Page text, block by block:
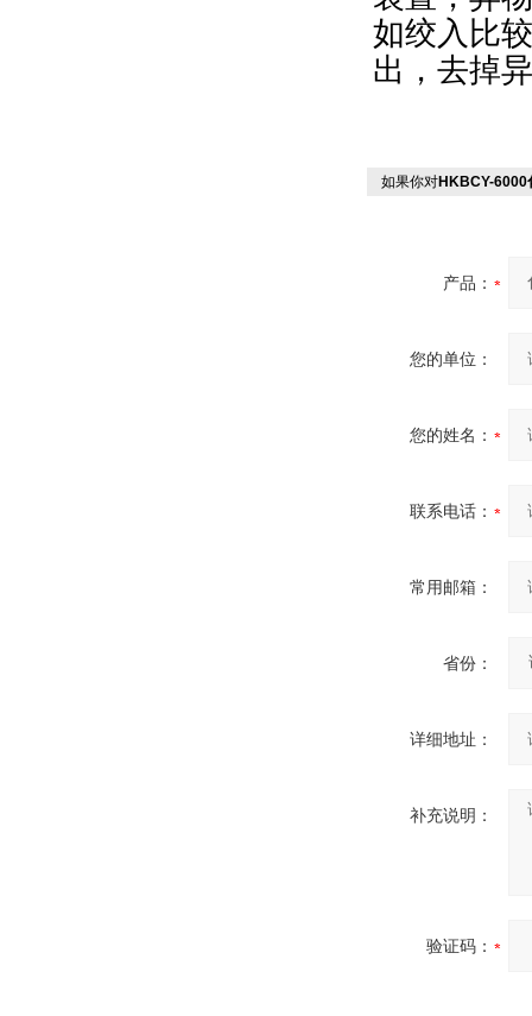
如绞入比
出，去掉
如果你对HKBCY-6000
产品：
您的单位：
您的姓名：
联系电话：
常用邮箱：
省份：
详细地址：
补充说明：
验证码：